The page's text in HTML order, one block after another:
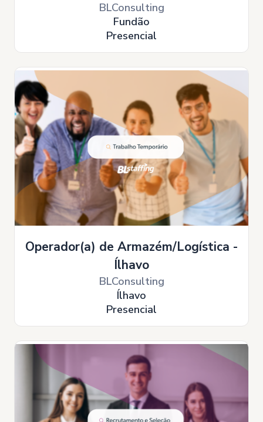
BLConsulting
Fundão
Presencial
Operador(a) de Armazém/Logística -
Ílhavo
BLConsulting
Ílhavo
Presencial